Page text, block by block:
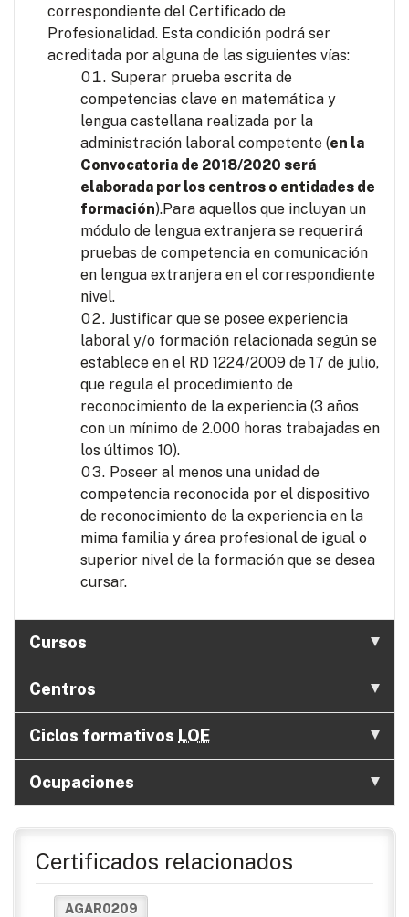
correspondiente del Certificado de
Profesionalidad. Esta condición podrá ser
acreditada por alguna de las siguientes vías:
Superar prueba escrita de
competencias clave en matemática y
lengua castellana realizada por la
administración laboral competente (en la
Convocatoria de 2018/2020 será
elaborada por los centros o entidades de
formación).Para aquellos que incluyan un
módulo de lengua extranjera se requerirá
pruebas de competencia en comunicación
en lengua extranjera en el correspondiente
nivel.
Justificar que se posee experiencia
laboral y/o formación relacionada según se
establece en el RD 1224/2009 de 17 de julio,
que regula el procedimiento de
reconocimiento de la experiencia (3 años
con un mínimo de 2.000 horas trabajadas en
los últimos 10).
Poseer al menos una unidad de
competencia reconocida por el dispositivo
de reconocimiento de la experiencia en la
mima familia y área profesional de igual o
superior nivel de la formación que se desea
cursar.
Cursos
Centros
Ciclos formativos LOE
Ocupaciones
Certificados relacionados
AGAR0209